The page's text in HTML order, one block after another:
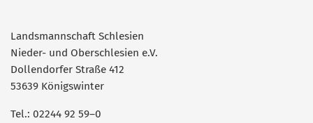
Landsmannschaft Schlesien
Nieder- und Oberschlesien e.V.
Dollendorfer Straße 412
53639 Königswinter
Tel.: 02244 92 59–0